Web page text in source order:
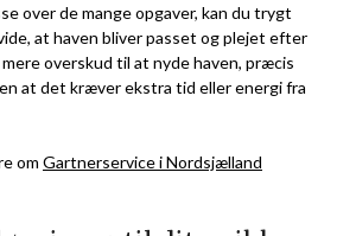
over de mange opgaver, kan du trygt
at haven bliver passet og plejet efter
overskud til at nyde haven, præcis
at det kræver ekstra tid eller energi fra
om Gartnerservice i Nordsjælland